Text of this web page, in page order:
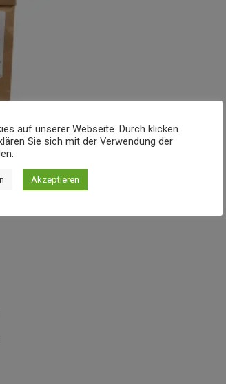
30G
auf unserer Webseite. Durch klicken
Sie sich mit der Verwendung der
Akzeptieren